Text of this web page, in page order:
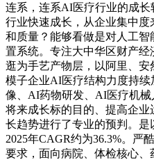
连系，连系AI医疗行业的成
行业快速成长，从企业集中
和质量？能够看做是对人工
置系统。专注大中华区财产
逛为手艺产物层，以阿里、
模子企业AI医疗结构力度持
像、AI药物研发、AI医疗机
将来成长标的目的、提高企
长趋势进行了专业的预判。是
2025年CAGR约为36.3%。严
要求，面向病院、体检核心